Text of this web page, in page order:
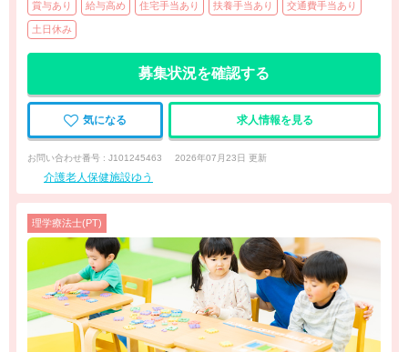
賞与あり 給与高め 住宅手当あり 扶養手当あり 交通費手当あり
土日休み
募集状況を確認する
気になる 求人情報を見る
お問い合わせ番号 : J101245463 2026年07月23日 更新
介護老人保健施設ゆう
理学療法士(PT)